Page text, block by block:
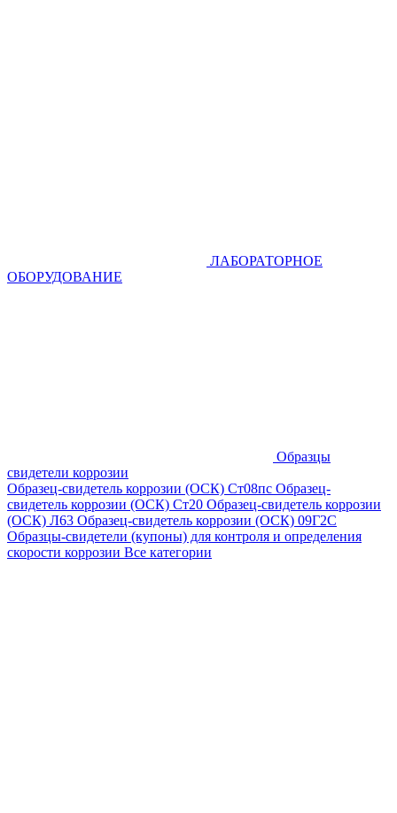
ЛАБОРАТОРНОЕ
ОБОРУДОВАНИЕ
Образцы
свидетели коррозии
Образец-свидетель коррозии (ОСК) Ст08пс Образец-
свидетель коррозии (ОСК) Ст20 Образец-свидетель коррозии
(ОСК) Л63 Образец-свидетель коррозии (ОСК) 09Г2С
Образцы-свидетели (купоны) для контроля и определения
скорости коррозии Все категории